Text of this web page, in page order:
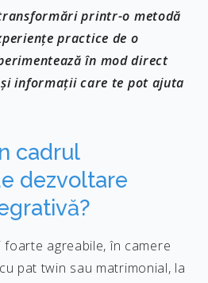
printr-o metodă
practice de o
în mod direct
informații care te pot ajuta
cadrul
dezvoltare
agreabile, în camere
pat twin sau matrimonial, la